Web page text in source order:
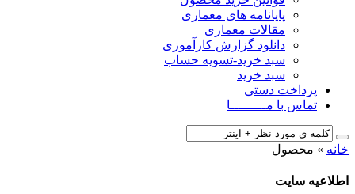
پایانامه های معماری
مقالات معماری
دانلود گزارش کارآموزی
سبد خرید-تسویه حساب
سبد خرید
پرداخت دستی
تماس با مـــــــــا
خانه » محصول
اطلاعیه سایت